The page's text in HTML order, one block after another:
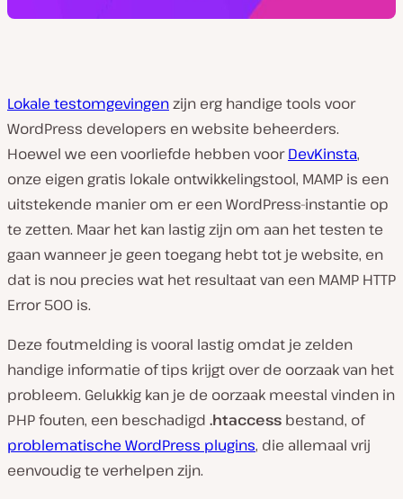
Lokale testomgevingenzijn erg handige tools voor
WordPress developers en website beheerders.
Hoewel we een voorliefde hebben voorDevKinsta,
onze eigen gratis lokale ontwikkelingstool, MAMP is een
uitstekende manier om er een WordPress-instantie op
te zetten. Maar het kan lastig zijn om aan het testen te
gaan wanneer je geen toegang hebt tot je website, en
dat is nou precies wat het resultaat van een MAMP HTTP
Error 500 is.
Deze foutmelding is vooral lastig omdat je zelden
handige informatie of tips krijgt over de oorzaak van het
probleem. Gelukkig kan je de oorzaak meestal vinden in
PHP fouten, een beschadigd .htaccess bestand, of
problematische WordPress plugins, die allemaal vrij
eenvoudig te verhelpen zijn.